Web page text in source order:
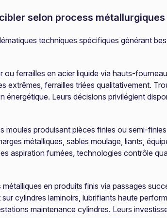
selon process métallurgiques
techniques spécifiques générant
ou ferrailles en acier liquide via hauts-
extrêmes, ferrailles triées qualitativement.
énergétique. Leurs décisions privilégient
moules produisant pièces finies ou semi-
métalliques, sables moulage, liants,
aspiration fumées, technologies contrôle
en produits finis via passages
cylindres laminoirs, lubrifiants haute
maintenance cylindres. Leurs